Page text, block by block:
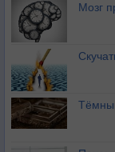
Мозг